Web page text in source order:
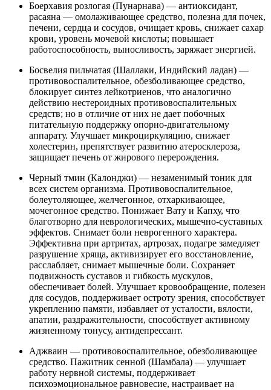
Боерхавия розлогая (Пунарнава) — антиоксидант,
расаяна — омолаживающее средство, полезна для почек,
печени, сердца и сосудов, очищает кровь, снижает сахар
крови, уровень мочевой кислоты; повышает
работоспособность, выносливость, заряжает энергией.
Босвелия пильчатая (Шаллаки, Индийский ладан) —
противовоспалительное, обезболивающее средство,
блокирует синтез лейкотриенов, что аналогично
действию нестероидных противовоспалительных
средств; но в отличие от них не дает побочных
питательную поддержку опорно-двигательному
аппарату. Улучшает микроциркуляцию, снижает
холестерин, препятствует развитию атеросклероза,
защищает печень от жирового перерождения.
Черный тмин (Калонджи) — незаменимый тоник для
всех систем организма. Противовоспалительное,
болеутоляющее, желчегонное, отхаркивающее,
мочегонное средство. Понижает Вату и Капху, что
благотворно для неврологических, мышечно-суставных
эффектов. Снимает боли неврогенного характера.
Эффективна при артритах, артрозах, подагре замедляет
разрушение хряща, активизирует его восстановление,
расслабляет, снимает мышечные боли. Сохраняет
подвижность суставов и гибкость мускулов,
обеспечивает болей. Улучшает кровообращение, полезен
для сосудов, поддерживает остроту зрения, способствует
укреплению памяти, избавляет от усталости, вялости,
апатии, раздражительности, способствует активному
жизненному тонусу, антидепрессант.
Аджваин — противовоспалительное, обезболивающее
средство. Пажитник сенной (Шамбала) — улучшает
работу нервной системы, поддерживает
психоэмоциональное равновесие, настраивает на